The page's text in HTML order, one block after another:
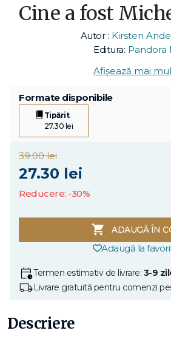
Cine a fost
Autor : Kirsten
Editura: Pandora
Afișează mai
Formate disponibile
Tipărit
27.30 lei
39.00 lei
27.30 lei
Reducere: -30%
ADAUGĂ ÎN
Adaugă la
Termen estimativ de livrare: 3-9
Livrare gratuită pentru comenzi
Descriere